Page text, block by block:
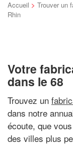
Accueil > Trouver un
Rhin
Votre
dans le 68
Trouvez un
dans notre
écoute, que
des villes plus